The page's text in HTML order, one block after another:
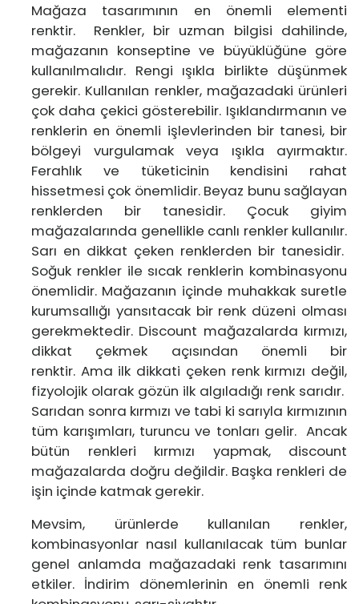
Mağaza tasarımının en önemli elementi
renktir. Renkler, bir uzman bilgisi dahilinde,
mağazanın konseptine ve büyüklüğüne göre
kullanılmalıdır. Rengi ışıkla birlikte düşünmek
gerekir. Kullanılan renkler, mağazadaki ürünleri
çok daha çekici gösterebilir. Işıklandırmanın ve
renklerin en önemli işlevlerinden bir tanesi, bir
bölgeyi vurgulamak veya ışıkla ayırmaktır.
Ferahlık ve tüketicinin kendisini rahat
hissetmesi çok önemlidir. Beyaz bunu sağlayan
renklerden bir tanesidir. Çocuk giyim
mağazalarında genellikle canlı renkler kullanılır.
Sarı en dikkat çeken renklerden bir tanesidir.
Soğuk renkler ile sıcak renklerin kombinasyonu
önemlidir. Mağazanın içinde muhakkak suretle
kurumsallığı yansıtacak bir renk düzeni olması
gerekmektedir. Discount mağazalarda kırmızı,
dikkat çekmek açısından önemli bir
renktir. Ama ilk dikkati çeken renk kırmızı değil,
fizyolojik olarak gözün ilk algıladığı renk sarıdır.
Sarıdan sonra kırmızı ve tabi ki sarıyla kırmızının
tüm karışımları, turuncu ve tonları gelir. Ancak
bütün renkleri kırmızı yapmak, discount
mağazalarda doğru değildir. Başka renkleri de
işin içinde katmak gerekir.
Mevsim, ürünlerde kullanılan renkler,
kombinasyonlar nasıl kullanılacak tüm bunlar
genel anlamda mağazadaki renk tasarımını
etkiler. İndirim dönemlerinin en önemli renk